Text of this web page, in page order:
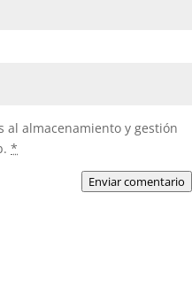
al almacenamiento y gestión
*
Enviar comentario